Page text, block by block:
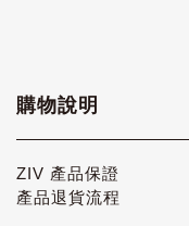
購物說明
ZIV 產品保證
產品退貨流程